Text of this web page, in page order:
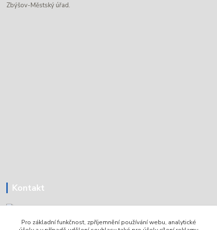
Zbýšov-Městský úřad.
Kontakt
Tomáš Holoubek
Pro základní funkčnost, zpříjemnění používání webu, analytické